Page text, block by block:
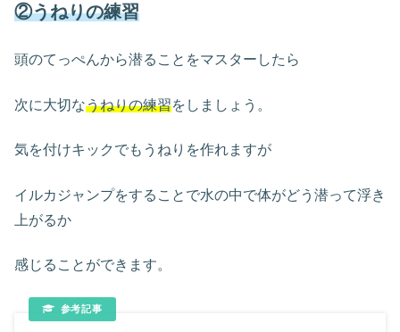
②うねりの練習
頭のてっぺんから潜ることをマスターしたら
次に大切なうねりの練習をしましょう。
気を付けキックでもうねりを作れますが
イルカジャンプをすることで水の中で体がどう潜って浮き
上がるか
感じることができます。